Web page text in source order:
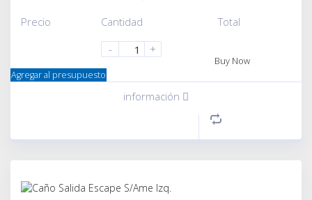
Precio
Cantidad
-
+
Total
Buy Now
Agregar al presupuesto
información